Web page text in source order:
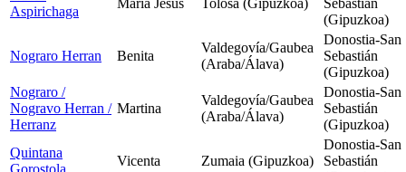
Aspirichaga
(Gipuzkoa)
Nograro Herran Benita
Valdegovía/Gaubea
(Araba/Álava)
Donostia-San
Sebastián
(Gipuzkoa)
Nograro /
Nogravo Herran /
Herranz
Martina
Valdegovía/Gaubea
(Araba/Álava)
Donostia-San
Sebastián
(Gipuzkoa)
Quintana
Gorostola
Vicenta Zumaia (Gipuzkoa)
Donostia-San
Sebastián